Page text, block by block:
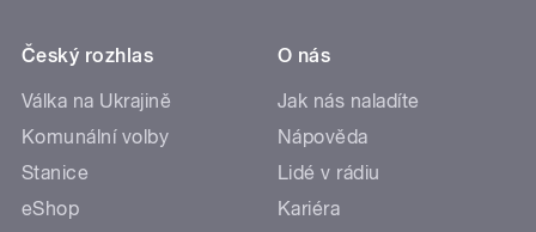
Český rozhlas
Válka na Ukrajině
Komunální volby
Stanice
eShop
O nás
Jak nás naladíte
Nápověda
Lidé v rádiu
Kariéra